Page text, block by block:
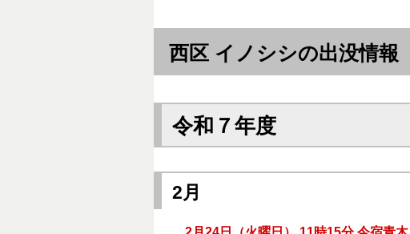
西区 イノシシの出没情報
令和７年度
2月